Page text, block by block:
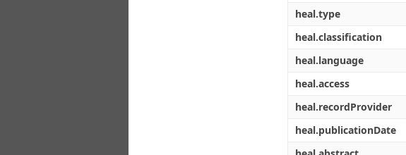
heal.type
heal.classification
heal.language
heal.access
heal.recordProvider
heal.publicationDate